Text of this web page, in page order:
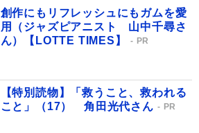
創作にもリフレッシュにもガムを愛
用（ジャズピアニスト 山中千尋さ
ん）【LOTTE TIMES】
PR
【特別読物】「救うこと、救われる
こと」（17） 角田光代さん
PR